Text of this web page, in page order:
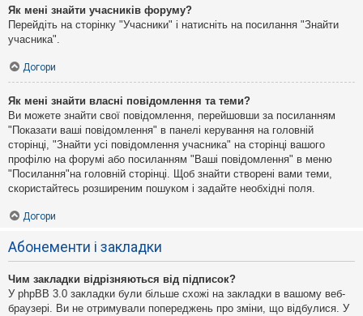
Як мені знайти учасників форуму?
Перейдіть на сторінку "Учасники" і натисніть на посилання "Знайти
учасника".
Догори
Як мені знайти власні повідомлення та теми?
Ви можете знайти свої повідомлення, перейшовши за посиланням
"Показати ваші повідомлення" в панелі керування на головній
сторінці, "Знайти усі повідомлення учасника" на сторінці вашого
профілю на форумі або посиланням "Ваші повідомлення" в меню
"Посилання"на головній сторінці. Щоб знайти створені вами теми,
скористайтесь розширеним пошуком і задайте необхідні поля.
Догори
Абонементи і закладки
Чим закладки відрізняються від підписок?
У phpBB 3.0 закладки були більше схожі на закладки в вашому веб-
браузері. Ви не отримували попереджень про зміни, що відбулися. У